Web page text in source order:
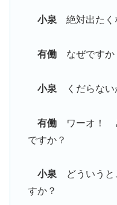
小泉 絶対出たく
有働なぜですか
小泉 くだらない
有働ワーオ！ ど
ですか？
小泉どういうと
すか？